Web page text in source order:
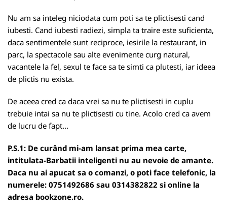
Nu am sa inteleg niciodata cum poti sa te plictisesti cand
iubesti. Cand iubesti radiezi, simpla ta traire este suficienta,
daca sentimentele sunt reciproce, iesirile la restaurant, in
parc, la spectacole sau alte evenimente curg natural,
vacantele la fel, sexul te face sa te simti ca plutesti, iar ideea
de plictis nu exista.
De aceea cred ca daca vrei sa nu te plictisesti in cuplu
trebuie intai sa nu te plictisesti cu tine. Acolo cred ca avem
de lucru de fapt...
P.S.1: De curând mi-am lansat prima mea carte,
intitulata-Barbatii inteligenti nu au nevoie de amante.
Daca nu ai apucat sa o comanzi, o poti face telefonic, la
numerele: 0751492686 sau 0314382822 si online la
adresa bookzone.ro.